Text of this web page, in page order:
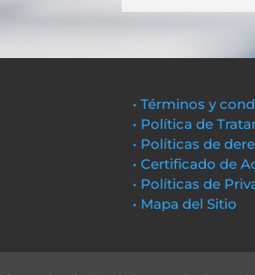
• Términos y
• Política de
• Políticas de
• Certificado de
• Políticas de
• Mapa del Sitio